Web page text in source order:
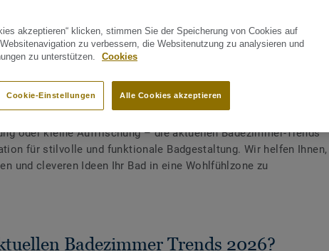
oder kleine Auffrischung – die aktuellen Badezimmer-Trends
für stilvolle und funktionale Badgestaltung. Wir helfen Ihnen,
und cleveren Ideen Ihr Bad in eine Wohlfühlzone zu
Badezimmer Trends 2026?
akzeptieren“ klicken, stimmen Sie der Speicherung von Cookies auf
zu verbessern, die Websitenutzung zu analysieren und
zu unterstützen.
Cookies
Alle Cookies akzeptieren
Cookie-Einstellungen